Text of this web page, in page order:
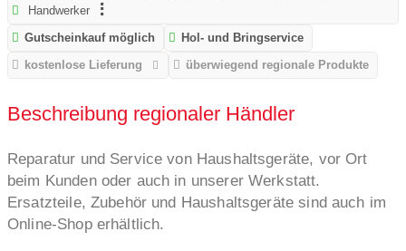
Handwerker
Gutscheinkauf möglich
Hol- und Bringservice
kostenlose Lieferung
überwiegend regionale Produkte
Beschreibung regionaler Händler
Reparatur und Service von Haushaltsgeräte, vor Ort
beim Kunden oder auch in unserer Werkstatt.
Ersatzteile, Zubehör und Haushaltsgeräte sind auch im
Online-Shop erhältlich.